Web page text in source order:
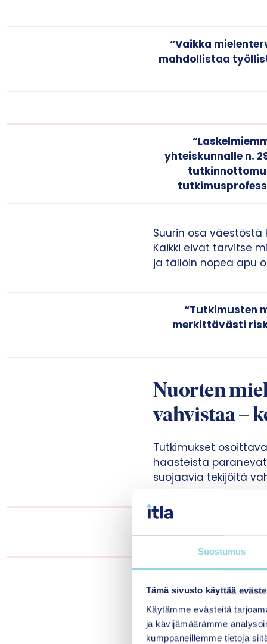
Suostumus
Tämä sivusto käyttää
Käytämme evästeitä
ja kävijämäärämme
kumppaneillemme tietoja
“Vaikka
mahdollistaa
yhteiskunnalle n.
Suurin osa
Kaikki eivät tarvitse
ja tällöin nopea apu
“Tutkimusten
merkittävästi
Nuorten
vahvistaa –
Tutkimukset
haasteista
suojaavia tekijöitä
“Suojaavia
ihmissuhteet sekä
Lapsen ja nuoren
varhainen tuki
ihmissuhteiden ja